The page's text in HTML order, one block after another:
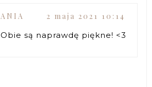
ANIA
2 maja 2021 10:14
Obie są naprawdę piękne! <3